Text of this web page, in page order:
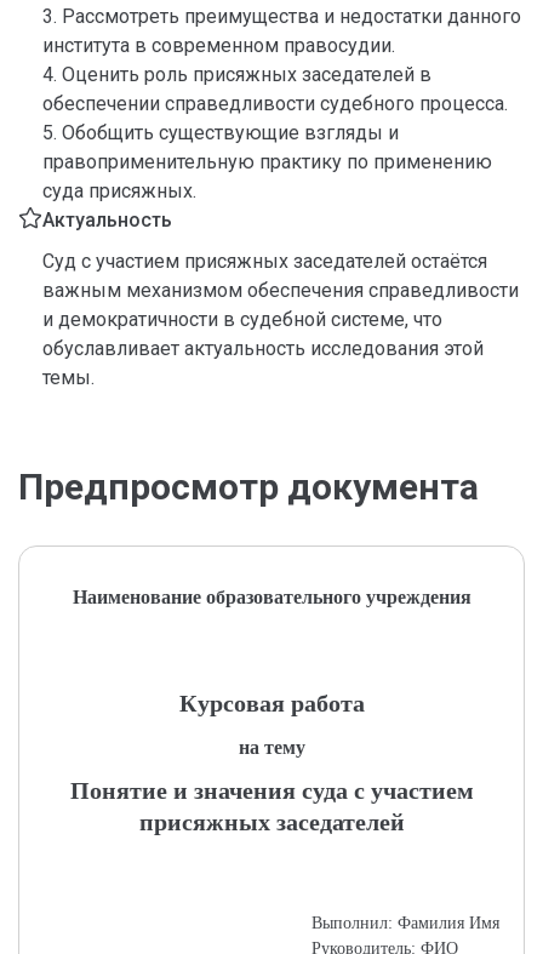
3. Рассмотреть преимущества и недостатки данного
института в современном правосудии.
4. Оценить роль присяжных заседателей в
обеспечении справедливости судебного процесса.
5. Обобщить существующие взгляды и
правоприменительную практику по применению
суда присяжных.
Актуальность
Суд с участием присяжных заседателей остаётся
важным механизмом обеспечения справедливости
и демократичности в судебной системе, что
обуславливает актуальность исследования этой
темы.
Предпросмотр документа
Наименование образовательного учреждения
Курсовая работа
на тему
Понятие и значения суда с участием
присяжных заседателей
Выполнил: Фамилия Имя
Руководитель: ФИО